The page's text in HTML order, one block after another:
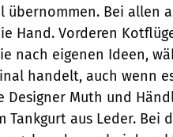
übernommen. Bei allen
Hand. Vorderen
nach eigenen Ideen,
handelt, auch wenn
Designer Muth und
Tankgurt aus Leder. Bei